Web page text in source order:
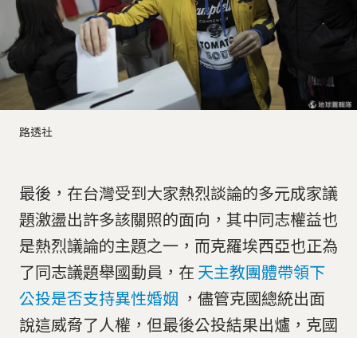
路透社
最後，在台灣受到大家熱烈談論的多元成家議
題激盪出許多該關照的面向，其中同志權益也
是熱烈議論的主題之一，而克羅埃西亞也正為
了同志議題舉國動員，在 天主教團體帶領下
公投是否支持異性婚姻 ，儘管克國總統出面
說這威脅了人權，但最後公投結果出爐，克國